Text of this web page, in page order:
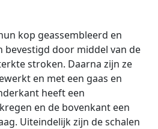
kop geassembleerd en
bevestigd door middel van de
stroken. Daarna zijn ze
en met een gaas en
heeft een
en de bovenkant een
Uiteindelijk zijn de schalen